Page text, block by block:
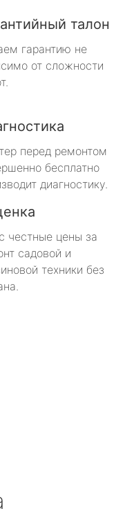
талон
гарантию не
от сложности
перед ремонтом
бесплатно
диагностику.
честные цены за
садовой и
техники без